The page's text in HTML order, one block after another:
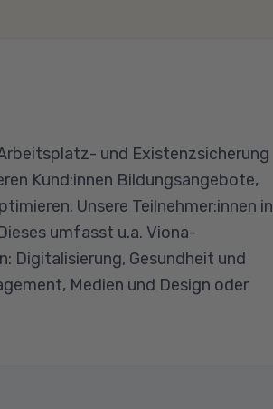
und Existenzsicherung
Kund:innen Bildungsangebote,
Unsere Teilnehmer:innen in
umfasst u.a. Viona-
Digitalisierung, Gesundheit und
Medien und Design oder